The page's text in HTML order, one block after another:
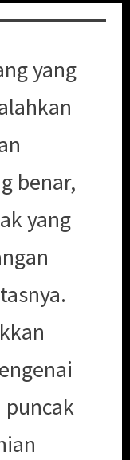
yang
benar,
yang